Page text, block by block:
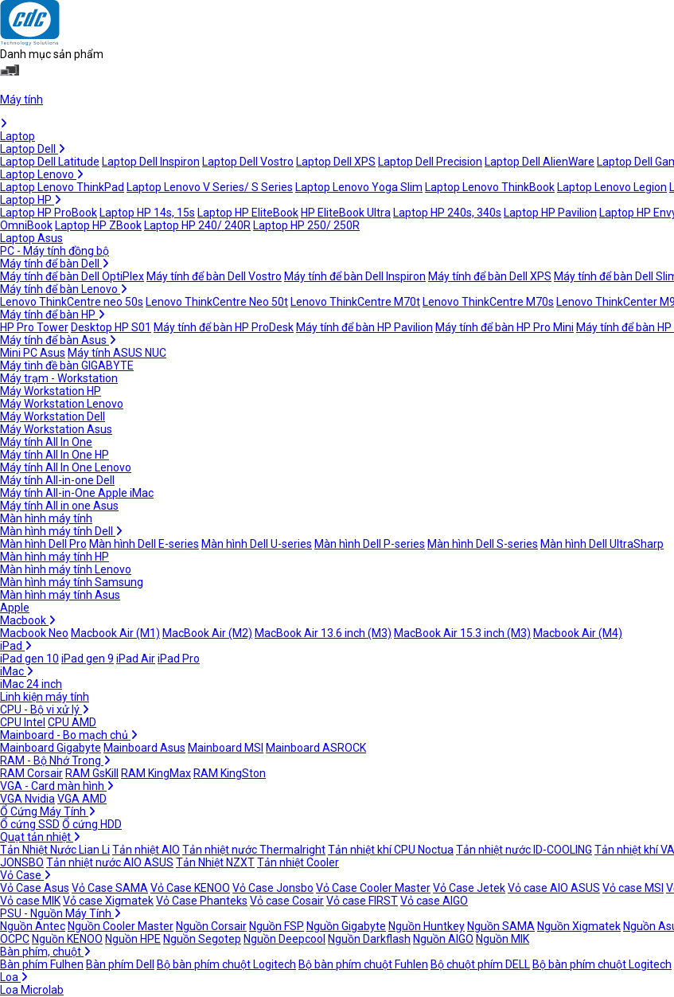
Danh mục sản phẩm
Máy tính
Laptop
Laptop Dell
Laptop Dell Latitude Laptop Dell Inspiron Laptop Dell Vostro Laptop Dell XPS Laptop Dell Precision Laptop Dell AlienWare Laptop Dell
Laptop Lenovo
Laptop Lenovo ThinkPad Laptop Lenovo V Series/ S Series Laptop Lenovo Yoga Slim Laptop Lenovo ThinkBook Laptop Lenovo Legion
Laptop HP
Laptop HP ProBook Laptop HP 14s, 15s Laptop HP EliteBook HP EliteBook Ultra Laptop HP 240s, 340s Laptop HP Pavilion Laptop HP
OmniBook Laptop HP ZBook Laptop HP 240/ 240R Laptop HP 250/ 250R
Laptop Asus
PC - Máy tính đồng bộ
Máy tính để bàn Dell
Máy tính để bàn Dell OptiPlex Máy tính để bàn Dell Vostro Máy tính để bàn Dell Inspiron Máy tính để bàn Dell XPS Máy tính để bàn Dell
Máy tính để bàn Lenovo
Lenovo ThinkCentre neo 50s Lenovo ThinkCentre Neo 50t Lenovo ThinkCentre M70t Lenovo ThinkCentre M70s Lenovo ThinkCenter
Máy tính để bàn HP
HP Pro Tower Desktop HP S01 Máy tính để bàn HP ProDesk Máy tính để bàn HP Pavilion Máy tính để bàn HP Pro Mini Máy tính để bàn
Máy tính để bàn Asus
Mini PC Asus Máy tính ASUS NUC
Máy tinh đề bàn GIGABYTE
Máy trạm - Workstation
Máy Workstation HP
Máy Workstation Lenovo
Máy Workstation Dell
Máy Workstation Asus
Máy tính All In One
Máy tính All In One HP
Máy tính All In One Lenovo
Máy tính All-in-one Dell
Máy tính All-in-One Apple iMac
Máy tính All in one Asus
Màn hình máy tính
Màn hình máy tính Dell
Màn hình Dell Pro Màn hình Dell E-series Màn hình Dell U-series Màn hình Dell P-series Màn hình Dell S-series Màn hình Dell UltraSharp
Màn hình máy tính HP
Màn hình máy tính Lenovo
Màn hình máy tính Samsung
Màn hình máy tính Asus
Apple
Macbook
Macbook Neo Macbook Air (M1) MacBook Air (M2) MacBook Air 13.6 inch (M3) MacBook Air 15.3 inch (M3) Macbook Air (M4)
iPad
iPad gen 10 iPad gen 9 iPad AiriPad Pro
iMac
iMac 24 inch
Linh kiện máy tính
CPU - Bộ vi xử lý
CPU Intel CPU AMD
Mainboard - Bo mạch chủ
Mainboard Gigabyte Mainboard Asus Mainboard MSI Mainboard ASROCK
RAM - Bộ Nhớ Trong
RAM Corsair RAM GsKill RAM KingMax RAM KingSton
VGA - Card màn hình
VGA Nvidia VGA AMD
Ổ Cứng Máy Tính
Ổ cứng SSD Ổ cứng HDD
Quạt tản nhiệt
Tản Nhiệt Nước Lian Li Tản nhiệt AIO Tản nhiệt nước ThermalrightTản nhiệt khí CPU Noctua Tản nhiệt nước ID-COOLING Tản nhiệt khí
JONSBO Tản nhiệt nước AIO ASUS Tản Nhiệt NZXTTản nhiệt Cooler
Vỏ Case
Vỏ Case Asus Vỏ Case SAMA Vỏ Case KENOO Vỏ Case Jonsbo Vỏ Case Cooler MasterVỏ Case JetekVỏ case AIO ASUS Vỏ case MSI
Vỏ case MIKVỏ case XigmatekVỏ Case Phanteks Vỏ case CosairVỏ case FIRSTVỏ case AIGO
PSU - Nguồn Máy Tính
Nguồn Antec Nguồn Cooler Master Nguồn Corsair Nguồn FSP Nguồn Gigabyte Nguồn Huntkey Nguồn SAMA Nguồn Xigmatek Nguồn
OCPC Nguồn KENOO Nguồn HPE Nguồn Segotep Nguồn Deepcool Nguồn Darkflash Nguồn AIGO Nguồn MIK
Bàn phím, chuột
Bàn phím Fulhen Bàn phím Dell Bộ bàn phím chuột Logitech Bộ bàn phím chuột Fuhlen Bộ chuột phím DELL Bộ bàn phím chuột Logitech
Loa
Loa Microlab